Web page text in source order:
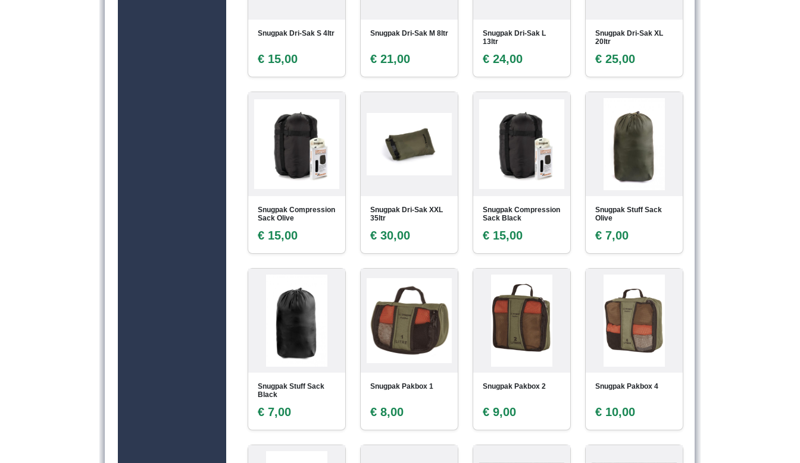
Snugpak Dri-Sak S 4ltr
€ 15,00
Snugpak Dri-Sak M 8ltr
€ 21,00
Snugpak Dri-Sak L
13ltr
€ 24,00
Snugpak Dri-Sak XL
20ltr
€ 25,00
Snugpak Compression
Sack Olive
€ 15,00
Snugpak Dri-Sak XXL
35ltr
€ 30,00
Snugpak Compression
Sack Black
€ 15,00
Snugpak Stuff Sack
Olive
€ 7,00
Snugpak Stuff Sack
Black
€ 7,00
Snugpak Pakbox 1
€ 8,00
Snugpak Pakbox 2
€ 9,00
Snugpak Pakbox 4
€ 10,00